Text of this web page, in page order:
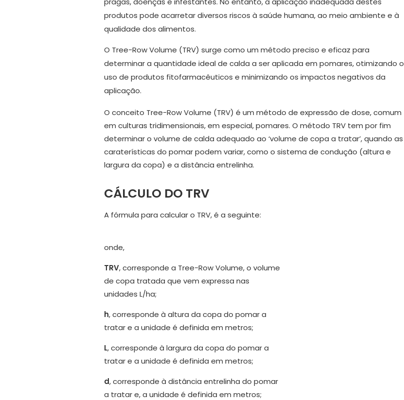
produtos pode acarretar diversos riscos à saúde humana, ao meio ambiente e à
qualidade dos alimentos.
O Tree-Row Volume (TRV) surge como um método preciso e eficaz para
determinar a quantidade ideal de calda a ser aplicada em pomares, otimizando o
uso de produtos fitofarmacêuticos e minimizando os impactos negativos da
aplicação.
O conceito Tree-Row Volume (TRV) é um método de expressão de dose, comum
em culturas tridimensionais, em especial, pomares. O método TRV tem por fim
determinar o volume de calda adequado ao ‘volume de copa a tratar’, quando as
caraterísticas do pomar podem variar, como o sistema de condução (altura e
largura da copa) e a distância entrelinha.
CÁLCULO DO TRV
A fórmula para calcular o TRV, é a seguinte:
onde,
TRV, corresponde a Tree-Row Volume, o volume
de copa tratada que vem expressa nas
unidades L/ha;
h, corresponde à altura da copa do pomar a
tratar e a unidade é definida em metros;
L, corresponde à largura da copa do pomar a
tratar e a unidade é definida em metros;
d, corresponde à distância entrelinha do pomar
a tratar e, a unidade é definida em metros;